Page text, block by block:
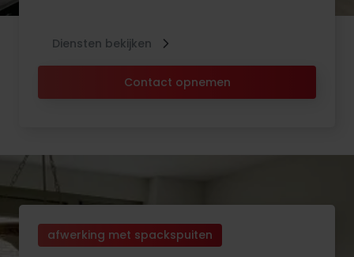
Contact opnemen
Diensten bekijken
afwerking met spackspuiten